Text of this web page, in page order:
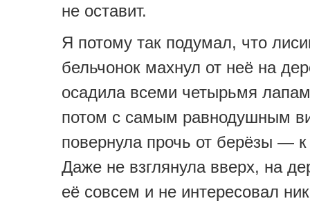
не оставит.
Я потому так подумал, что
бельчонок махнул от неё на
осадила всеми четырьмя
потом с самым равнодушным
повернула прочь от берёзы —
Даже не взглянула вверх, на
её совсем и не интересовал